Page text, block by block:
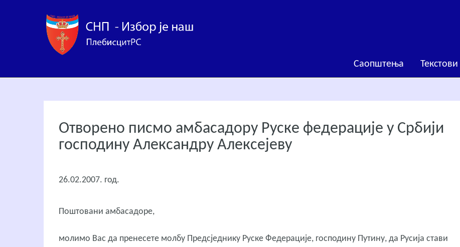
Саопштења Текстови
Отворено писмо амбасадору Руске федерације у Србији
господину Александру Алексејеву
26.02.2007. год.
Поштовани амбасадоре,
молимо Вас да пренесете молбу Предсједнику Руске Федерације, господину Путину, да Русија стави